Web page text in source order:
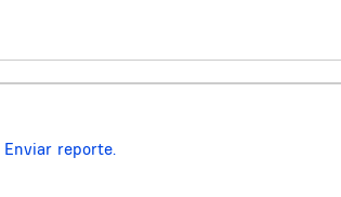
Enviar reporte.